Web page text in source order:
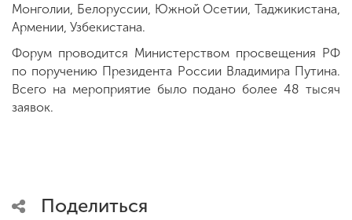
Монголии, Белоруссии, Южной Осетии, Таджикистана,
Армении, Узбекистана.
Форум проводится Министерством просвещения РФ
по поручению Президента России Владимира Путина.
Всего на мероприятие было подано более 48 тысяч
заявок.
Поделиться